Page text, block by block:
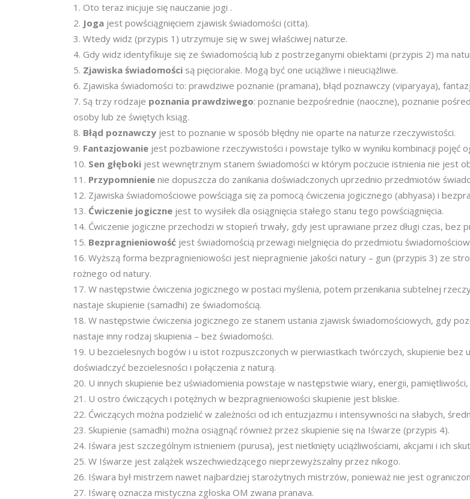
Oto teraz inicjuje się nauczanie jogi .
Joga jest powściągnięciem zjawisk świadomości (citta).
Wtedy widz (przypis 1) utrzymuje się w swej właściwej naturze.
Gdy widz identyfikuje się ze świadomością lub z postrzeganymi obiektami (przypis 2) ma
Zjawiska świadomości są pięciorakie. Mogą być one uciążliwe i nieuciążliwe.
Zjawiska świadomości to: prawdziwe poznanie (pramana), błąd poznawczy (viparyaya),
Są trzy rodzaje poznania prawdziwego: poznanie bezpośrednie (naoczne), poznanie
osoby lub ze świętych ksiąg.
Błąd poznawczy jest to poznanie w sposób błędny nie oparte na naturze rzeczywistości.
Fantazjowanie jest pozbawione rzeczywistości i powstaje tylko w wyniku kombinacji pojęć
Sen głęboki jest wewnętrznym stanem świadomości w którym poczucie istnienia nie jest
Przypomnienie nie dopuszcza do zanikania doświadczonych uprzednio przedmiotów
Zjawiska świadomościowe powściąga się za pomocą ćwiczenia jogicznego (abhyasa) i
Ćwiczenie jogiczne jest to wysiłek dla osiągnięcia stałego stanu tego powściągnięcia.
Ćwiczenie jogiczne przechodzi w stopień trwały, gdy jest uprawiane przez długi czas, bez
Bezpragnieniowość jest świadomością przewagi nielgnięcia do przedmiotu
Wyższą forma bezpragnieniowości jest niepragnienie jakości natury – gun (przypis 3) ze
rożnego od natury.
W następstwie ćwiczenia jogicznego w postaci myślenia, potem przenikania subtelnej
nastaje skupienie (samadhi) ze świadomością.
W następstwie ćwiczenia jogicznego ze stanem ustania zjawisk świadomościowych, gdy
nastaje inny rodzaj skupienia – bez świadomości.
U bezcielesnych bogów i u istot rozpuszczonych w pierwiastkach twórczych, skupienie bez
doświadczyć bezcielesności i połączenia z naturą.
U innych skupienie bez uświadomienia powstaje w następstwie wiary, energii,
U ostro ćwiczących i potężnych w bezpragnieniowości skupienie jest bliskie.
Ćwiczących można podzielić w zależności od ich entuzjazmu i intensywności na słabych,
Skupienie (samadhi) można osiągnąć również przez skupienie się na Iśwarze (przypis 4).
Iśwara jest szczególnym istnieniem (purusa), jest nietknięty uciążliwościami, akcjami i ich
W Iśwarze jest zalążek wszechwiedzącego nieprzewyższalny przez nikogo.
Iśwara był mistrzem nawet najbardziej starożytnych mistrzów, ponieważ nie jest
Iśwarę oznacza mistyczna zgłoska OM zwana pranava.